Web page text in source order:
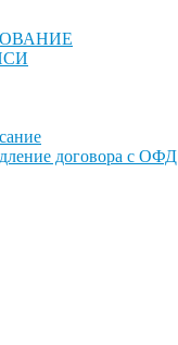
договора с ОФД